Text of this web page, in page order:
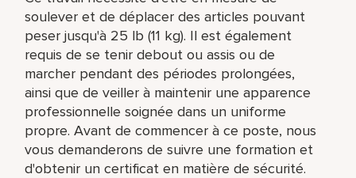
soulever et de déplacer des articles pouvant
peser jusqu'à 25 lb (11 kg). Il est également
requis de se tenir debout ou assis ou de
marcher pendant des périodes prolongées,
ainsi que de veiller à maintenir une apparence
professionnelle soignée dans un uniforme
propre. Avant de commencer à ce poste, nous
vous demanderons de suivre une formation et
d'obtenir un certificat en matière de sécurité.